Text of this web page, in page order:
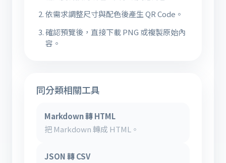
依需求調整尺寸與配色後產生 QR Code。
確認預覽後，直接下載 PNG 或複製原始內
容。
同分類相關工具
Markdown 轉 HTML
把 Markdown 轉成 HTML。
JSON 轉 CSV